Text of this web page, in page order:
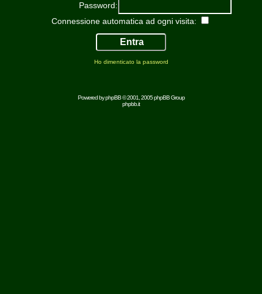
Password:
Connessione automatica ad ogni visita:
Ho dimenticato la password
Powered byphpBB© 2001, 2005 phpBB Group
phpbb.it